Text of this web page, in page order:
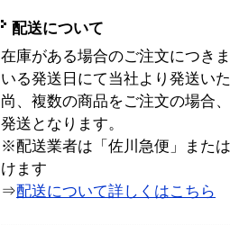
配送について
在庫がある場合のご注文につき
いる発送日にて当社より発送い
尚、複数の商品をご注文の場合
発送となります。
※配送業者は「佐川急便」また
けます
⇒配送について詳しくはこちら